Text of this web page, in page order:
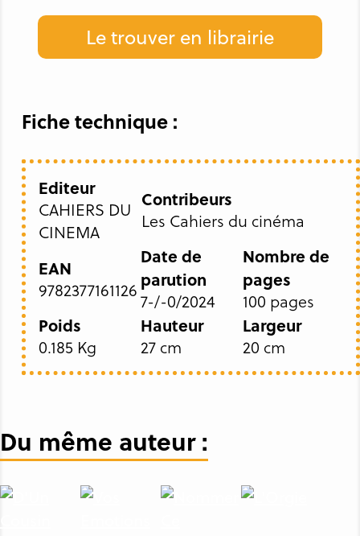
Le trouver en librairie
Fiche technique :
Editeur
CAHIERS DU
CINEMA
Contribeurs
Les Cahiers du cinéma
EAN
9782377161126
Date de
parution
7-/-0/2024
Nombre de
pages
100 pages
Poids
0.185 Kg
Hauteur
27 cm
Largeur
20 cm
Du même auteur :